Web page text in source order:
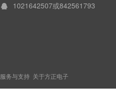
1021642507或842561793
服务与支持 关于方正电子